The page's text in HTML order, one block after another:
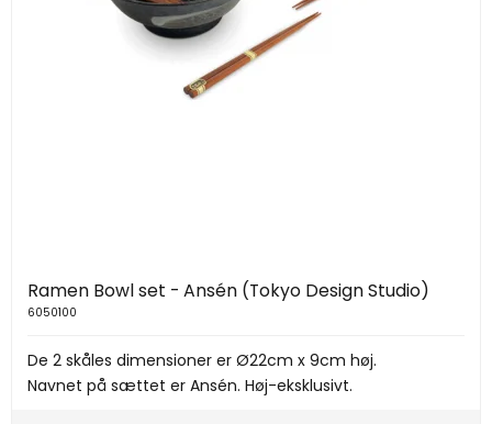
Ramen Bowl set - Ansén (Tokyo Design Studio)
6050100
De 2 skåles dimensioner er Ø22cm x 9cm høj.
Navnet på sættet er Ansén. Høj-eksklusivt.